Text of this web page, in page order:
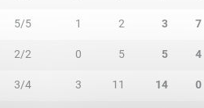
5/5 1 2 3 7
2/2 0 5 5 4
3/4 3 11 14 0